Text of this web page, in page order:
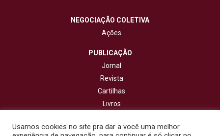
NEGOCIAÇÃO COLETIVA
Ações
PUBLICAÇÃO
Jornal
Revista
Cartilhas
Livros
Usamos cookies no site pra dar a você uma melhor